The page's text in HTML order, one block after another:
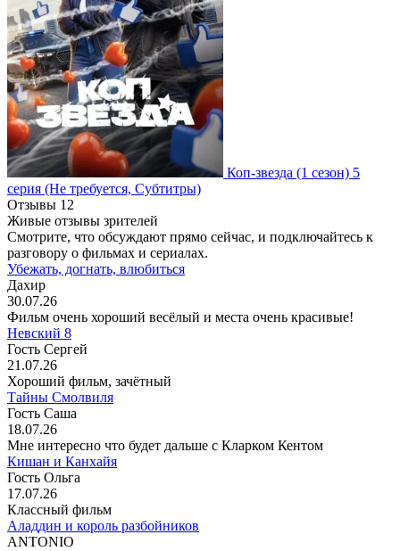
Коп-звезда (1 сезон) 5
серия (Не требуется, Субтитры)
Отзывы 12
Живые отзывы зрителей
Смотрите, что обсуждают прямо сейчас, и подключайтесь к
разговору о фильмах и сериалах.
Убежать, догнать, влюбиться
Дахир
30.07.26
Фильм очень хороший весёлый и места очень красивые!
Невский 8
Гость Сергей
21.07.26
Хороший фильм, зачётный
Тайны Смолвиля
Гость Саша
18.07.26
Мне интересно что будет дальше с Кларком Кентом
Кишан и Канхайя
Гость Ольга
17.07.26
Классный фильм
Аладдин и король разбойников
ANTONIO